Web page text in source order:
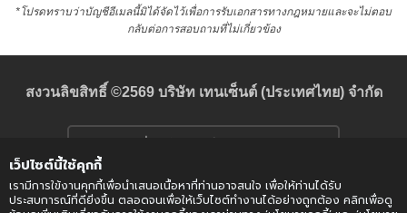
*โปรดทราบว่าบัญชีอีเมลนี้มิได้จัดไว้เพื่อการรับเอกสารทางกฎหมายและจะไม่ตอบ
กลับต่อการสอบถามที่ไม่เกี่ยวข้อง
สงวนลิขสิทธิ์ ©2569 บริษัท เทนเซ็นต์ (ประเทศไทย) จำกัด
นโยบายความเป็นส่วนตัว
เว็ปไซต์นี้ใช้คุกกี้
เรามีการใข้งานคุกกี้เพื่อนำเสนอเนื้อหาที่ท่านอาจสนใจ เพื่อให้ท่านได้รับ
ประสบการณ์ที่ดียิ่งขึ้น ตลอดจนเพื่อให้เว็บไซต์ทำงานได้อย่างถูกต้อง คลิกเพื่อดู